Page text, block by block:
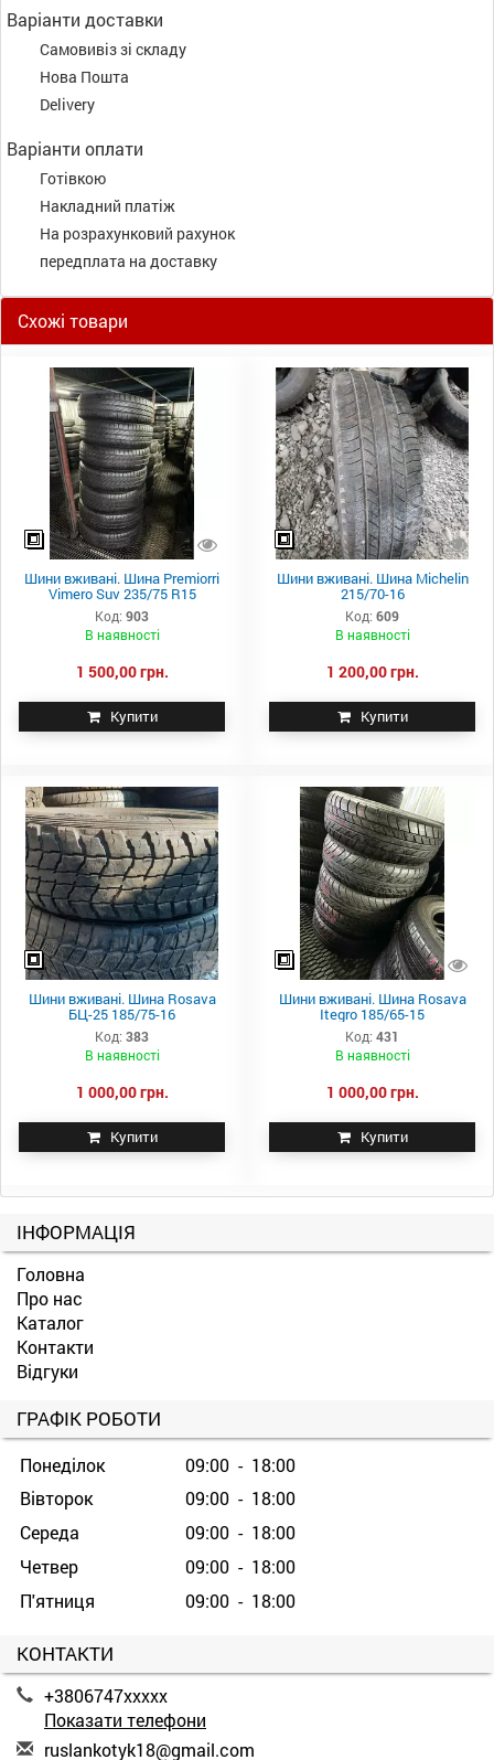
Варіанти доставки
Самовивіз зі складу
Нова Пошта
Delivery
Варіанти оплати
Готівкою
Накладний платіж
На розрахунковий рахунок
передплата на доставку
Схожі товари
Шини вживані. Шина Premiorri
Vimero Suv 235/75 R15
Код: 903
В наявності
1 500,00 грн.
Купити
Шини вживані. Шина Michelin
215/70-16
Код: 609
В наявності
1 200,00 грн.
Купити
Шини вживані. Шина Rosava
БЦ-25 185/75-16
Код: 383
В наявності
1 000,00 грн.
Купити
Шини вживані. Шина Rosava
Itegro 185/65-15
Код: 431
В наявності
1 000,00 грн.
Купити
ІНФОРМАЦІЯ
Головна
Про нас
Каталог
Контакти
Відгуки
ГРАФІК РОБОТИ
Понеділок
09:00 - 18:00
Вівторок
09:00 - 18:00
Середа
09:00 - 18:00
Четвер
09:00 - 18:00
П'ятниця
09:00 - 18:00
КОНТАКТИ
+3806747xxxxx
Показати телефони
ruslankotyk18@gmail.com